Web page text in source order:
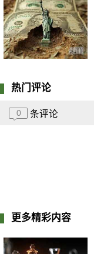
热门评论
0 条评论
更多精彩内容